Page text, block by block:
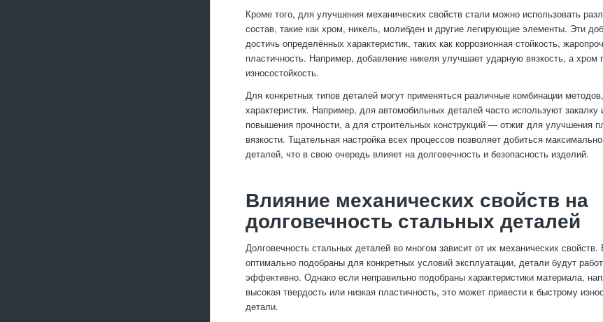
Кроме того, для улучшения механических свойств стали можно использовать
состав, такие как хром, никель, молибден и другие легирующие элементы. Эти
достичь определённых характеристик, таких как коррозионная стойкость,
пластичность. Например, добавление никеля улучшает ударную вязкость, а хром
износостойкость.
Для конкретных типов деталей могут применяться различные комбинации
характеристик. Например, для автомобильных деталей часто используют закалку
повышения прочности, а для строительных конструкций — отжиг для улучшения
вязкости. Тщательная настройка всех процессов позволяет добиться
деталей, что в свою очередь влияет на долговечность и безопасность изделий.
Влияние механических свойств на
долговечность стальных деталей
Долговечность стальных деталей во многом зависит от их механических
оптимально подобраны для конкретных условий эксплуатации, детали будут
эффективно. Однако если неправильно подобраны характеристики материала,
высокая твердость или низкая пластичность, это может привести к быстрому
детали.